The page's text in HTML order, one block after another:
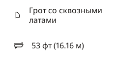
Грот со сквозными
латами
53 фт (16.16 м)
длина